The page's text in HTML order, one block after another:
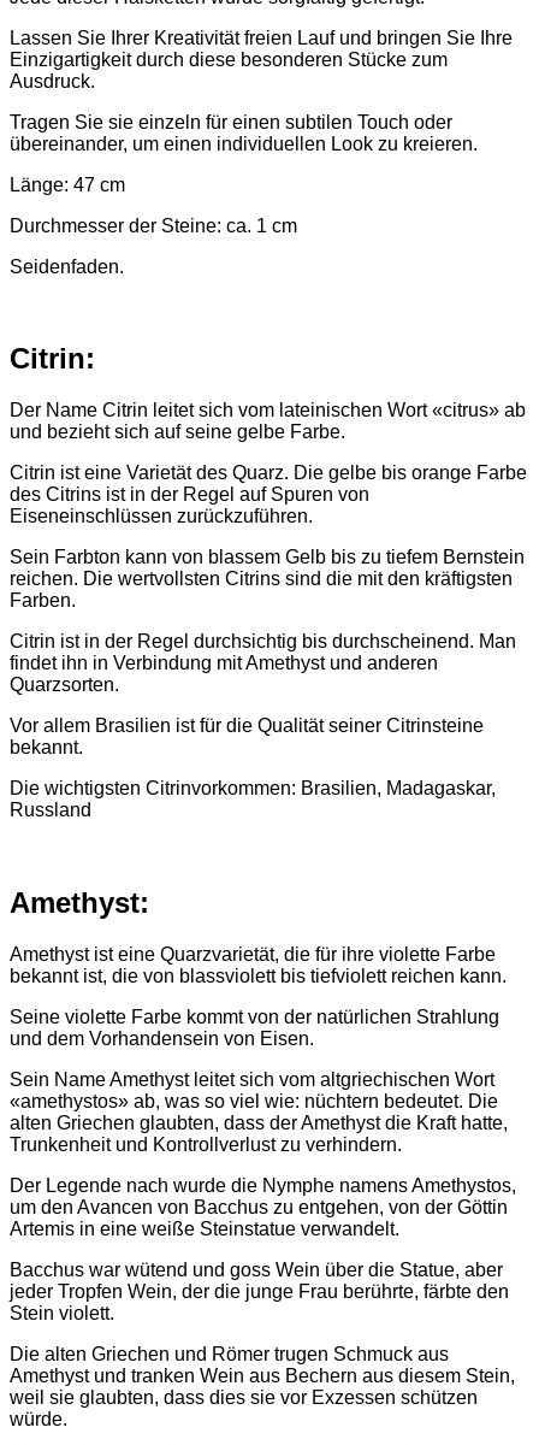
Lassen Sie Ihrer Kreativität freien Lauf und bringen Sie Ihre
Einzigartigkeit durch diese besonderen Stücke zum
Ausdruck.
Tragen Sie sie einzeln für einen subtilen Touch oder
übereinander, um einen individuellen Look zu kreieren.
Länge: 47 cm
Durchmesser der Steine: ca. 1 cm
Seidenfaden.
Citrin:
Der Name Citrin leitet sich vom lateinischen Wort «citrus» ab
und bezieht sich auf seine gelbe Farbe.
Citrin ist eine Varietät des Quarz. Die gelbe bis orange Farbe
des Citrins ist in der Regel auf Spuren von
Eiseneinschlüssen zurückzuführen.
Sein Farbton kann von blassem Gelb bis zu tiefem Bernstein
reichen. Die wertvollsten Citrins sind die mit den kräftigsten
Farben.
Citrin ist in der Regel durchsichtig bis durchscheinend. Man
findet ihn in Verbindung mit Amethyst und anderen
Quarzsorten.
Vor allem Brasilien ist für die Qualität seiner Citrinsteine
bekannt.
Die wichtigsten Citrinvorkommen: Brasilien, Madagaskar,
Russland
Amethyst:
Amethyst ist eine Quarzvarietät, die für ihre violette Farbe
bekannt ist, die von blassviolett bis tiefviolett reichen kann.
Seine violette Farbe kommt von der natürlichen Strahlung
und dem Vorhandensein von Eisen.
Sein Name Amethyst leitet sich vom altgriechischen Wort
«amethystos» ab, was so viel wie: nüchtern bedeutet. Die
alten Griechen glaubten, dass der Amethyst die Kraft hatte,
Trunkenheit und Kontrollverlust zu verhindern.
Der Legende nach wurde die Nymphe namens Amethystos,
um den Avancen von Bacchus zu entgehen, von der Göttin
Artemis in eine weiße Steinstatue verwandelt.
Bacchus war wütend und goss Wein über die Statue, aber
jeder Tropfen Wein, der die junge Frau berührte, färbte den
Stein violett.
Die alten Griechen und Römer trugen Schmuck aus
Amethyst und tranken Wein aus Bechern aus diesem Stein,
weil sie glaubten, dass dies sie vor Exzessen schützen
würde.